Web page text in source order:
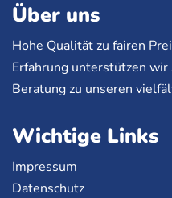
Über uns
Hohe Qualität zu fairen
Erfahrung unterstützen
Beratung zu unseren
Wichtige Links
Impressum
Datenschutz